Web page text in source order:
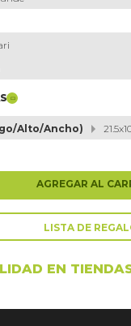
Alto/Ancho)
AGREGAR AL
LISTA DE
EN